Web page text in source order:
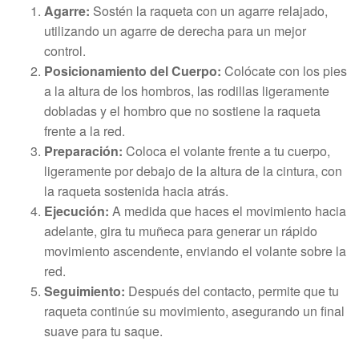
Agarre: Sostén la raqueta con un agarre relajado,
utilizando un agarre de derecha para un mejor
control.
Posicionamiento del Cuerpo: Colócate con los pies
a la altura de los hombros, las rodillas ligeramente
dobladas y el hombro que no sostiene la raqueta
frente a la red.
Preparación: Coloca el volante frente a tu cuerpo,
ligeramente por debajo de la altura de la cintura, con
la raqueta sostenida hacia atrás.
Ejecución: A medida que haces el movimiento hacia
adelante, gira tu muñeca para generar un rápido
movimiento ascendente, enviando el volante sobre la
red.
Seguimiento: Después del contacto, permite que tu
raqueta continúe su movimiento, asegurando un final
suave para tu saque.